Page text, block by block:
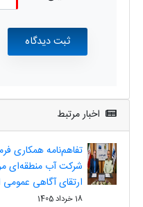
اخبار مرتبط
تفاهم‌نامه همکاری
شرکت آب منطقه‌ای
ارتقای آگاهی
18 خرداد 1405